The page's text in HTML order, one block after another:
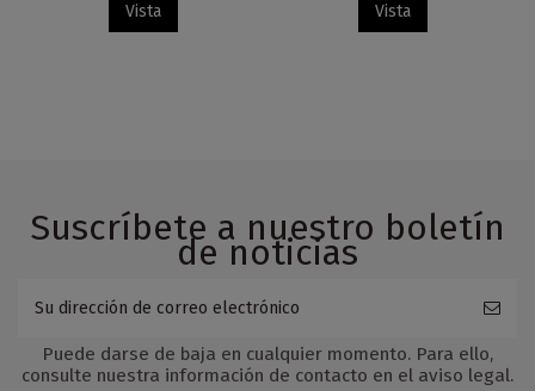
Vista Vista
Suscríbete a nuestro boletín
de noticias
Puede darse de baja en cualquier momento. Para ello,
consulte nuestra información de contacto en el aviso legal.